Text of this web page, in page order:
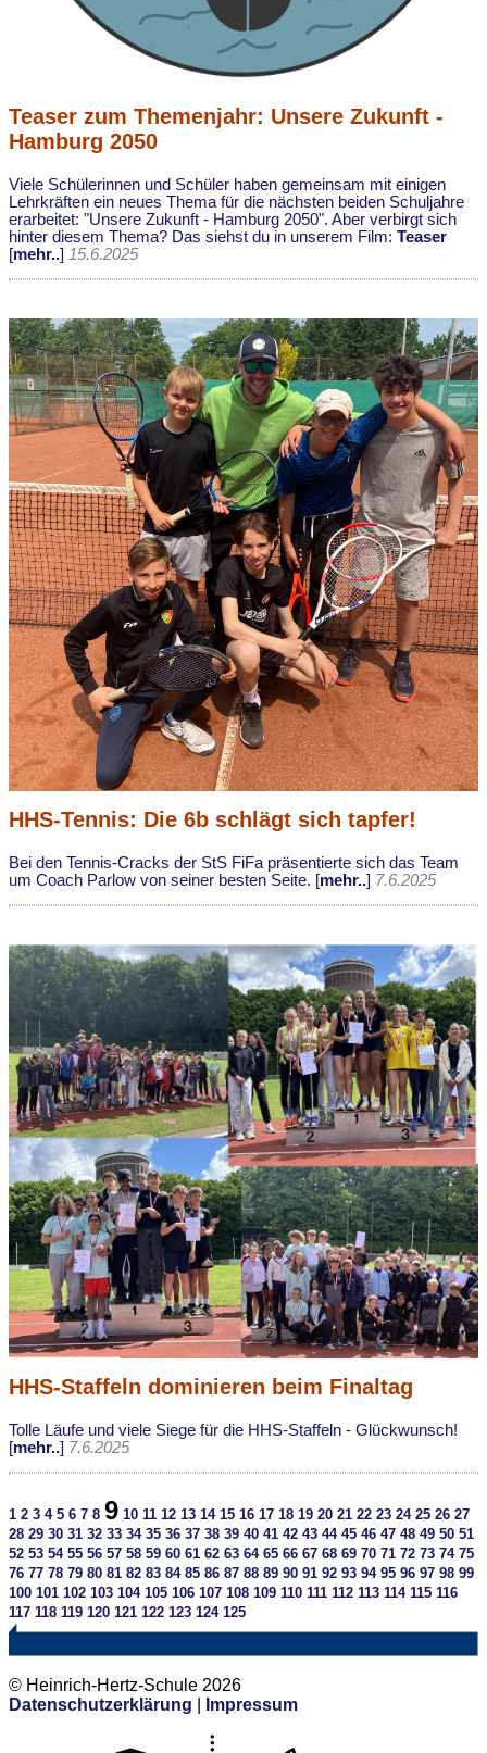
Teaser zum Themenjahr: Unsere Zukunft -
Hamburg 2050
Viele Schülerinnen und Schüler haben gemeinsam mit einigen
Lehrkräften ein neues Thema für die nächsten beiden Schuljahre
erarbeitet: "Unsere Zukunft - Hamburg 2050". Aber verbirgt sich
hinter diesem Thema? Das siehst du in unserem Film: Teaser
[mehr..] 15.6.2025
HHS-Tennis: Die 6b schlägt sich tapfer!
Bei den Tennis-Cracks der StS FiFa präsentierte sich das Team
um Coach Parlow von seiner besten Seite. [mehr..] 7.6.2025
HHS-Staffeln dominieren beim Finaltag
Tolle Läufe und viele Siege für die HHS-Staffeln - Glückwunsch!
[mehr..] 7.6.2025
1 2 3 4 5 6 7 8 9 10 11 12 13 14 15 16 17 18 19 20 21 22 23 24 25 26 27
28 29 30 31 32 33 34 35 36 37 38 39 40 41 42 43 44 45 46 47 48 49 50 51
52 53 54 55 56 57 58 59 60 61 62 63 64 65 66 67 68 69 70 71 72 73 74 75
76 77 78 79 80 81 82 83 84 85 86 87 88 89 90 91 92 93 94 95 96 97 98 99
100 101 102 103 104 105 106 107 108 109 110 111 112 113 114 115 116
117 118 119 120 121 122 123 124 125
© Heinrich-Hertz-Schule 2026
Datenschutzerklärung
Impressum